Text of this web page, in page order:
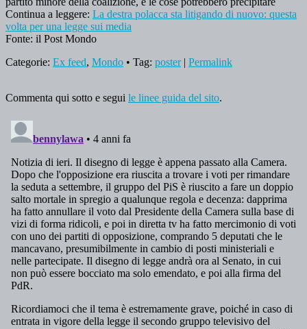
Continua a leggere: La destra polacca sta litigando di nuovo: questa
volta per una legge sui media
Fonte: il Post Mondo
Categorie: Ex feed, Mondo • Tag: poster| Permalink
Commenta qui sotto e segui le linee guida del sito.